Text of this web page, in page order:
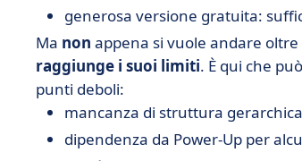
generosa versione gratuita:
Ma non appena si vuole andare
raggiunge i suoi limiti. È qui che
punti deboli:
mancanza di struttura
dipendenza da Power-Up per